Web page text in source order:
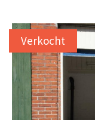
Verkocht